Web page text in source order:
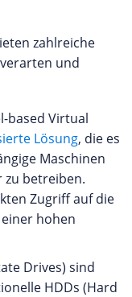
zahlreiche
und
based Virtual
Lösung, die es
Maschinen
zu betreiben.
Zugriff auf die
hohen
Drives) sind
HDDs (Hard